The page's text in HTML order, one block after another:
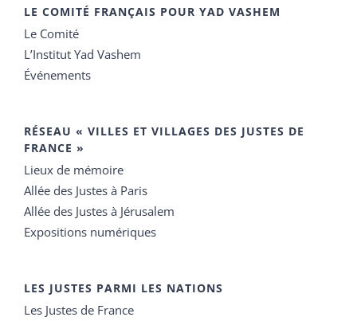
LE COMITÉ FRANÇAIS POUR YAD VASHEM
Le Comité
L’Institut Yad Vashem
Événements
RÉSEAU « VILLES ET VILLAGES DES JUSTES DE
FRANCE »
Lieux de mémoire
Allée des Justes à Paris
Allée des Justes à Jérusalem
Expositions numériques
LES JUSTES PARMI LES NATIONS
Les Justes de France